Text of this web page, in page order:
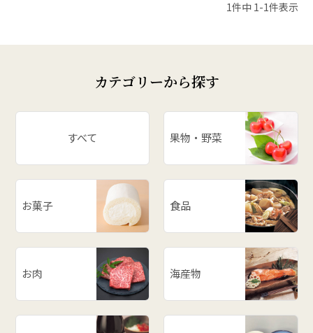
1件中 1 -1件表示
カテゴリーから探す
すべて 果物・野菜
お菓子 食品
お肉 海産物